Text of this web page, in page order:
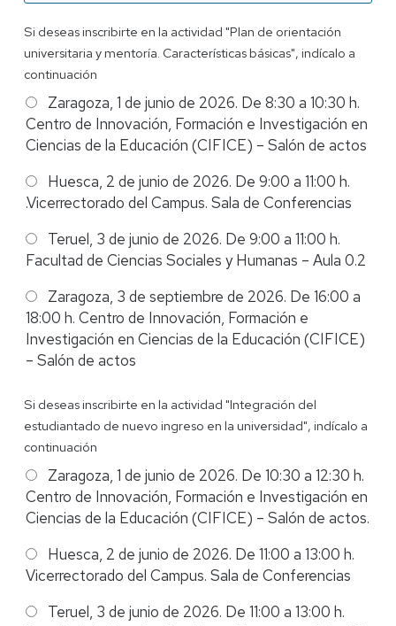
Características
Si deseas inscribirte en la actividad "Plan de orientación
universitaria y mentoría. Características básicas", indícalo a
continuación
Zaragoza, 1 de junio de 2026. De 8:30 a 10:30 h.
Centro de Innovación, Formación e Investigación en
Ciencias de la Educación (CIFICE) – Salón de actos
Huesca, 2 de junio de 2026. De 9:00 a 11:00 h.
.Vicerrectorado del Campus. Sala de Conferencias
Teruel, 3 de junio de 2026. De 9:00 a 11:00 h.
Facultad de Ciencias Sociales y Humanas – Aula 0.2
Zaragoza, 3 de septiembre de 2026. De 16:00 a
18:00 h. Centro de Innovación, Formación e
Investigación en Ciencias de la Educación (CIFICE)
– Salón de actos
Binomio
Si deseas inscribirte en la actividad "Integración del
estudiantado de nuevo ingreso en la universidad", indícalo a
continuación
Zaragoza, 1 de junio de 2026. De 10:30 a 12:30 h.
Centro de Innovación, Formación e Investigación en
Ciencias de la Educación (CIFICE) – Salón de actos.
Huesca, 2 de junio de 2026. De 11:00 a 13:00 h.
Vicerrectorado del Campus. Sala de Conferencias
Teruel, 3 de junio de 2026. De 11:00 a 13:00 h.